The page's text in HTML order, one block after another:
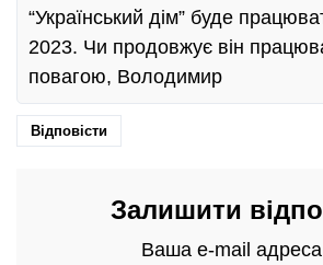
“Український дім” буде
2023. Чи продовжує він
повагою, Володимир
Відповісти
Залишити
Ваша e-mail